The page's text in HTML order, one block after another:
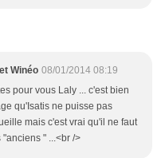
Winéo 08/01/2014 08:19
pour vous Laly ... c'est bien
qu'Isatis ne puisse pas
mais c'est vrai qu'il ne faut
" ...<br />